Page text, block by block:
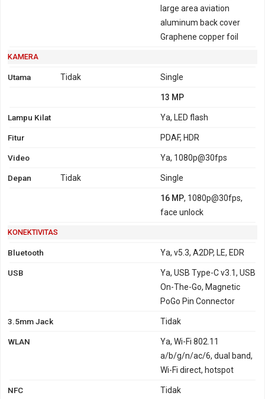
large area aviation
aluminum back cover
Graphene copper foil
KAMERA
Utama Tidak Single
13 MP
Lampu Kilat Ya, LED flash
Fitur PDAF, HDR
Video Ya, 1080p@30fps
Depan Tidak Single
16 MP, 1080p@30fps,
face unlock
KONEKTIVITAS
Bluetooth Ya, v5.3, A2DP, LE, EDR
USB
Ya, USB Type-C v3.1, USB
On-The-Go, Magnetic
PoGo Pin Connector
3.5mm Jack Tidak
WLAN
Ya, Wi-Fi 802.11
a/b/g/n/ac/6, dual band,
Wi-Fi direct, hotspot
NFC Tidak